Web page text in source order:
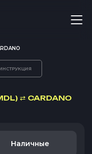
⇄ CARDANO
Наличные